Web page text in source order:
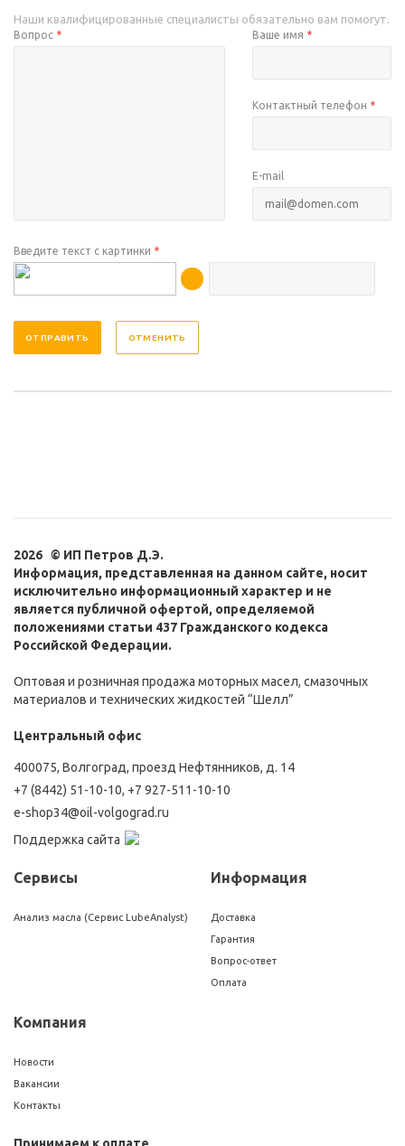
Наши квалифицированные специалисты обязательно вам помогут.
Вопрос * Ваше имя *
Контактный телефон *
E-mail
Введите текст с картинки *
ОТМЕНИТЬ
2026 © ИП Петров Д.Э.
Информация, представленная на данном сайте, носит
исключительно информационный характер и не
является публичной офертой, определяемой
положениями статьи 437 Гражданского кодекса
Российской Федерации.
Оптовая и розничная продажа моторных масел, смазочных
материалов и технических жидкостей “Шелл”
Центральный офис
400075, Волгоград, проезд Нефтянников, д. 14
+7 (8442) 51-10-10, +7 927-511-10-10
e-shop34@oil-volgograd.ru
Поддержка сайта
Сервисы
Анализ масла (Сервис LubeAnalyst)
Информация
Доставка
Гарантия
Вопрос-ответ
Оплата
Компания
Новости
Вакансии
Контакты